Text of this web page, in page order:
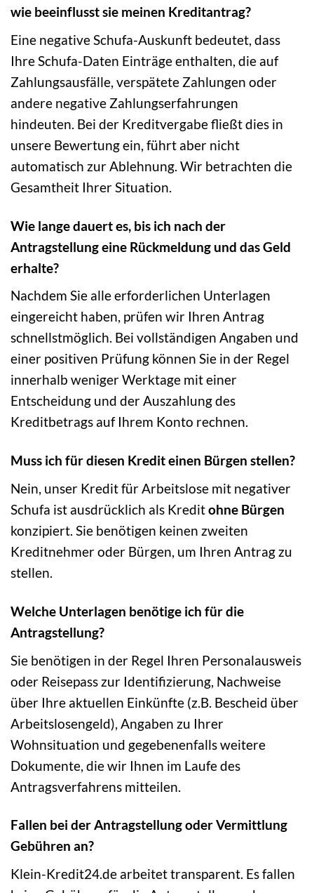
wie beeinflusst sie meinen Kreditantrag?
Eine negative Schufa-Auskunft bedeutet, dass
Ihre Schufa-Daten Einträge enthalten, die auf
Zahlungsausfälle, verspätete Zahlungen oder
andere negative Zahlungserfahrungen
hindeuten. Bei der Kreditvergabe fließt dies in
unsere Bewertung ein, führt aber nicht
automatisch zur Ablehnung. Wir betrachten die
Gesamtheit Ihrer Situation.
Wie lange dauert es, bis ich nach der
Antragstellung eine Rückmeldung und das Geld
erhalte?
Nachdem Sie alle erforderlichen Unterlagen
eingereicht haben, prüfen wir Ihren Antrag
schnellstmöglich. Bei vollständigen Angaben und
einer positiven Prüfung können Sie in der Regel
innerhalb weniger Werktage mit einer
Entscheidung und der Auszahlung des
Kreditbetrags auf Ihrem Konto rechnen.
Muss ich für diesen Kredit einen Bürgen stellen?
Nein, unser Kredit für Arbeitslose mit negativer
Schufa ist ausdrücklich als Kreditohne Bürgen
konzipiert. Sie benötigen keinen zweiten
Kreditnehmer oder Bürgen, um Ihren Antrag zu
stellen.
Welche Unterlagen benötige ich für die
Antragstellung?
Sie benötigen in der Regel Ihren Personalausweis
oder Reisepass zur Identifizierung, Nachweise
über Ihre aktuellen Einkünfte (z.B. Bescheid über
Arbeitslosengeld), Angaben zu Ihrer
Wohnsituation und gegebenenfalls weitere
Dokumente, die wir Ihnen im Laufe des
Antragsverfahrens mitteilen.
Fallen bei der Antragstellung oder Vermittlung
Gebühren an?
Klein-Kredit24.de arbeitet transparent. Es fallen